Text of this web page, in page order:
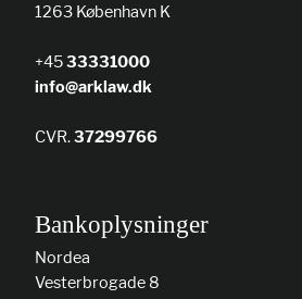
1263 København K
+4533331000
info@arklaw.dk
CVR.37299766
Bankoplysninger
Nordea
Vesterbrogade 8